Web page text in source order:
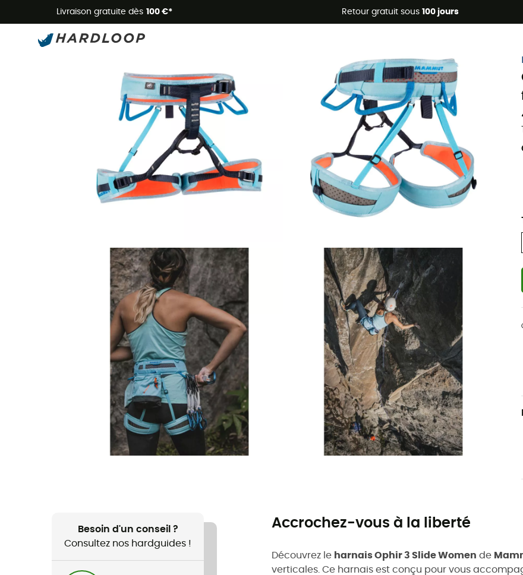
Livraison gratuite dès 100 €* Retour gratuit sous 100 jours
Promos d'été 🔥 -5 % EXTRA dès 2 produits* code Summer5
Besoin d'un conseil ?
Consultez nos hardguides !
Accrochez-vous à la liberté
Découvrez le harnais Ophir 3 Slide Women de
verticales. Ce harnais est conçu pour vous